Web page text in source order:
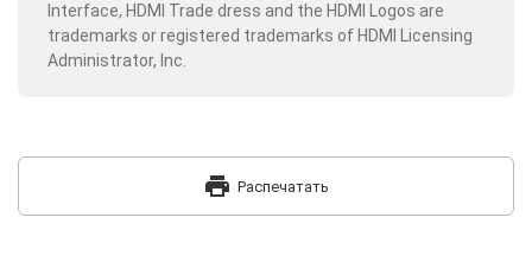
Interface, HDMI Trade dress and the HDMI Logos are
trademarks or registered trademarks of HDMI Licensing
Administrator, Inc.
print Распечатать